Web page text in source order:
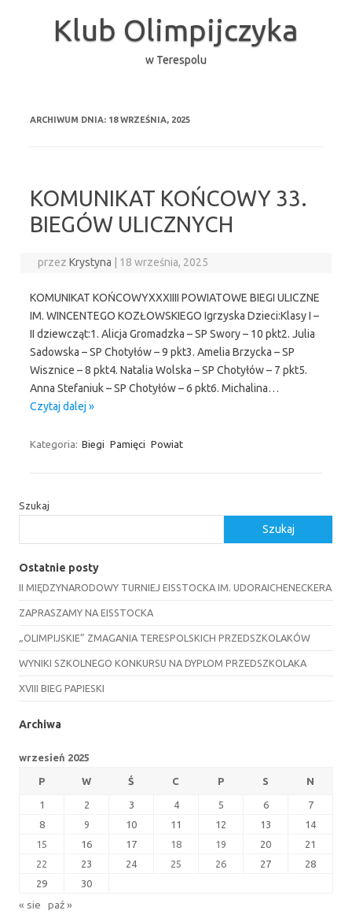
Klub Olimpijczyka
w Terespolu
ARCHIWUM DNIA: 18 WRZEŚNIA, 2025
KOMUNIKAT KOŃCOWY 33.
BIEGÓW ULICZNYCH
przezKrystyna 18 września, 2025
KOMUNIKAT KOŃCOWYXXXIIII POWIATOWE BIEGI ULICZNE
IM. WINCENTEGO KOZŁOWSKIEGO Igrzyska Dzieci:Klasy I –
II dziewcząt:1. Alicja Gromadzka – SP Swory – 10 pkt2. Julia
Sadowska – SP Chotyłów – 9 pkt3. Amelia Brzycka – SP
Wisznice – 8 pkt4. Natalia Wolska – SP Chotyłów – 7 pkt5.
Anna Stefaniuk – SP Chotyłów – 6 pkt6. Michalina…
Czytaj dalej »
Kategoria: Biegi Pamięci Powiat
Szukaj
Szukaj
Ostatnie posty
II MIĘDZYNARODOWY TURNIEJ EISSTOCKA IM. UDORAICHENECKERA
ZAPRASZAMY NA EISSTOCKA
„OLIMPIJSKIE” ZMAGANIA TERESPOLSKICH PRZEDSZKOLAKÓW
WYNIKI SZKOLNEGO KONKURSU NA DYPLOM PRZEDSZKOLAKA
XVIII BIEG PAPIESKI
Archiwa
wrzesień 2025
P W Ś C P S N
1 2 3 4 5 6
7
8
9 10 11 12 13
14
15
16 17 18 19 20
21
22
23 24 25 26 27
28
29
30
« sie paź »